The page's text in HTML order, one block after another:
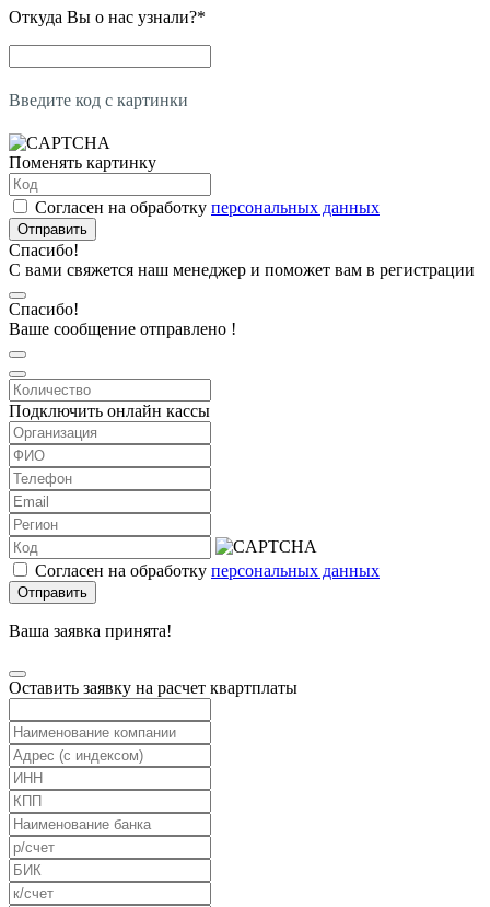
Откуда Вы о нас узнали?*
Введите код с картинки
Поменять картинку
Согласен на обработку персональных данных
Отправить
Спасибо!
С вами свяжется наш менеджер и поможет вам в регистрации
Спасибо!
Ваше сообщение отправлено !
Подключить онлайн кассы
Согласен на обработку персональных данных
Отправить
Ваша заявка принята!
Оставить заявку на расчет квартплаты